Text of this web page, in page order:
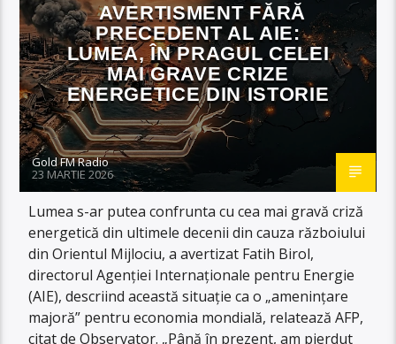
AVERTISMENT FĂRĂ
PRECEDENT AL AIE:
LUMEA, ÎN PRAGUL CELEI
MAI GRAVE CRIZE
ENERGETICE DIN ISTORIE
Gold FM Radio
23 MARTIE 2026
Lumea s-ar putea confrunta cu cea mai gravă criză
energetică din ultimele decenii din cauza războiului
din Orientul Mijlociu, a avertizat Fatih Birol,
directorul Agenției Internaționale pentru Energie
(AIE), descriind această situație ca o „amenințare
majoră” pentru economia mondială, relatează AFP,
citat de Observator. „Până în prezent, am pierdut